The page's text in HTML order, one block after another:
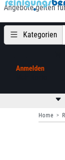
Angebote gelten
Kategorien
Anmelden
Home